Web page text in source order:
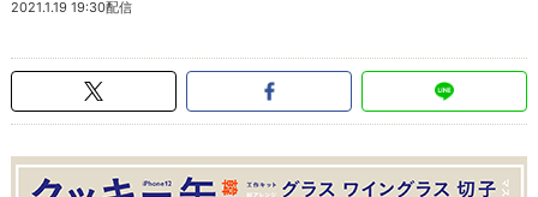
2021.1.19 19:30配信